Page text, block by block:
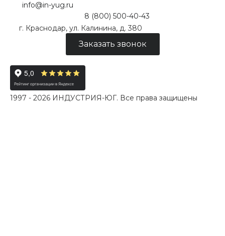
info@in-yug.ru
8 (800) 500-40-43
г. Краснодар, ул. Калинина, д. 380
Заказать звонок
1997 - 2026 ИНДУСТРИЯ-ЮГ. Все права защищены